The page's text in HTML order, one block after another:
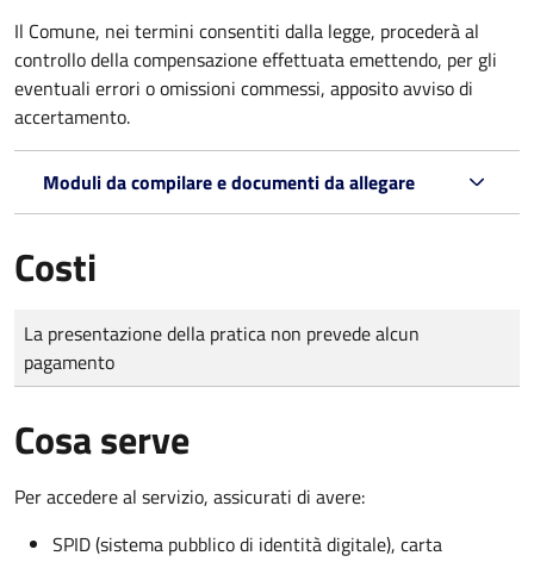
Il Comune, nei termini consentiti dalla legge, procederà al
controllo della compensazione effettuata emettendo, per gli
eventuali errori o omissioni commessi, apposito avviso di
accertamento.
Moduli da compilare e documenti da allegare
Costi
Tipo di pagamento
Importo
La presentazione della pratica non prevede alcun
pagamento
Cosa serve
Per accedere al servizio, assicurati di avere:
SPID (sistema pubblico di identità digitale), carta